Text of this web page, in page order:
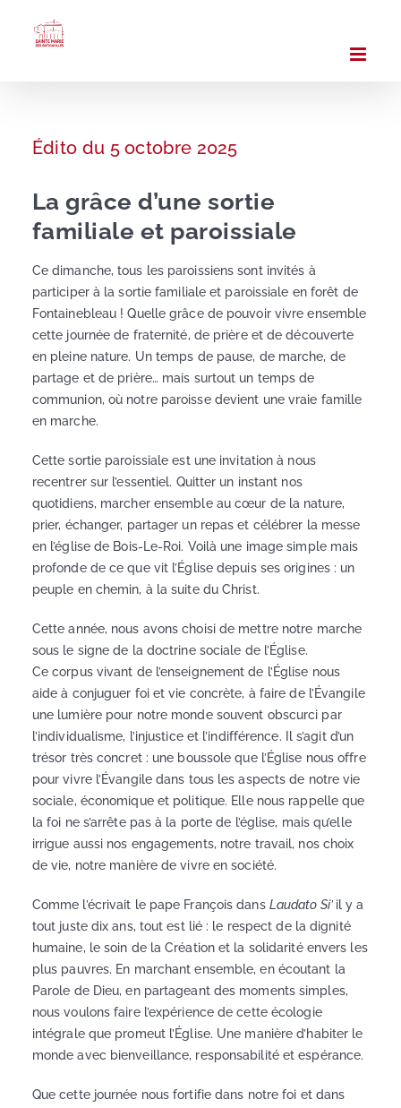
Édito du 5 octobre 2025
La grâce d’une sortie
familiale et paroissiale
Ce dimanche, tous les paroissiens sont invités à
participer à la sortie familiale et paroissiale en forêt de
Fontainebleau ! Quelle grâce de pouvoir vivre ensemble
cette journée de fraternité, de prière et de découverte
en pleine nature. Un temps de pause, de marche, de
partage et de prière… mais surtout un temps de
communion, où notre paroisse devient une vraie famille
en marche.
Cette sortie paroissiale est une invitation à nous
recentrer sur l’essentiel. Quitter un instant nos
quotidiens, marcher ensemble au cœur de la nature,
prier, échanger, partager un repas et célébrer la messe
en l’église de Bois-Le-Roi. Voilà une image simple mais
profonde de ce que vit l’Église depuis ses origines : un
peuple en chemin, à la suite du Christ.
Cette année, nous avons choisi de mettre notre marche
sous le signe de la doctrine sociale de l’Église.
Ce corpus vivant de l’enseignement de l’Église nous
aide à conjuguer foi et vie concrète, à faire de l’Évangile
une lumière pour notre monde souvent obscurci par
l’individualisme, l’injustice et l’indifférence. Il s’agit d’un
trésor très concret : une boussole que l’Église nous offre
pour vivre l’Évangile dans tous les aspects de notre vie
sociale, économique et politique. Elle nous rappelle que
la foi ne s’arrête pas à la porte de l’église, mais qu’elle
irrigue aussi nos engagements, notre travail, nos choix
de vie, notre manière de vivre en société.
Comme l’écrivait le pape François dans Laudato Si’il y a
tout juste dix ans, tout est lié : le respect de la dignité
humaine, le soin de la Création et la solidarité envers les
plus pauvres. En marchant ensemble, en écoutant la
Parole de Dieu, en partageant des moments simples,
nous voulons faire l’expérience de cette écologie
intégrale que promeut l’Église. Une manière d’habiter le
monde avec bienveillance, responsabilité et espérance.
Que cette journée nous fortifie dans notre foi et dans